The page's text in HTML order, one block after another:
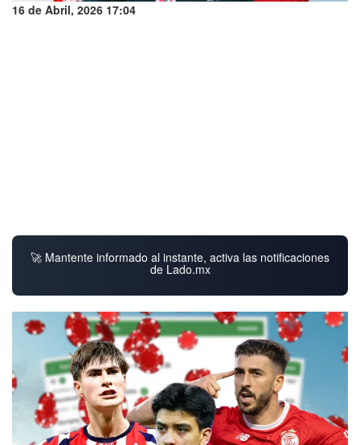
16 de Abril, 2026 17:04
🚀 Mantente informado al instante, activa las notificaciones
de Lado.mx